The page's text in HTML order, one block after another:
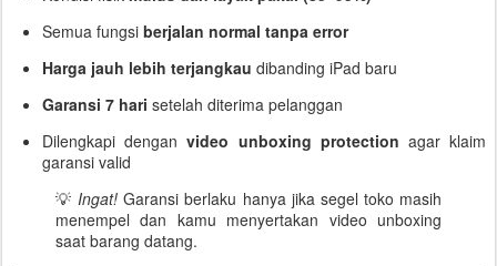
Semua fungsi berjalan normal tanpa error
Harga jauh lebih terjangkau dibanding iPad baru
Garansi 7 hari setelah diterima pelanggan
Dilengkapi denganvideo unboxing protection agar klaim
garansi valid
💡Ingat! Garansi berlaku hanya jika segel toko masih
menempel dan kamu menyertakan video unboxing
saat barang datang.